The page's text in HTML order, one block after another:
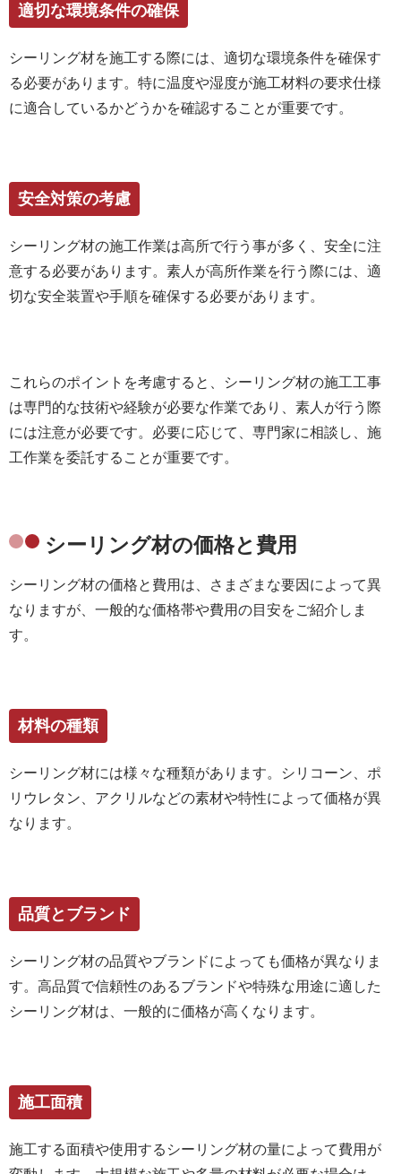
適切な環境条件の確保
シーリング材を施工する際には、適切な環境条件を確保す
る必要があります。特に温度や湿度が施工材料の要求仕様
に適合しているかどうかを確認することが重要です。
安全対策の考慮
シーリング材の施工作業は高所で行う事が多く、安全に注
意する必要があります。素人が高所作業を行う際には、適
切な安全装置や手順を確保する必要があります。
これらのポイントを考慮すると、シーリング材の施工工事
は専門的な技術や経験が必要な作業であり、素人が行う際
には注意が必要です。必要に応じて、専門家に相談し、施
工作業を委託することが重要です。
シーリング材の価格と費用
シーリング材の価格と費用は、さまざまな要因によって異
なりますが、一般的な価格帯や費用の目安をご紹介しま
す。
材料の種類
シーリング材には様々な種類があります。シリコーン、ポ
リウレタン、アクリルなどの素材や特性によって価格が異
なります。
品質とブランド
シーリング材の品質やブランドによっても価格が異なりま
す。高品質で信頼性のあるブランドや特殊な用途に適した
シーリング材は、一般的に価格が高くなります。
施工面積
施工する面積や使用するシーリング材の量によって費用が